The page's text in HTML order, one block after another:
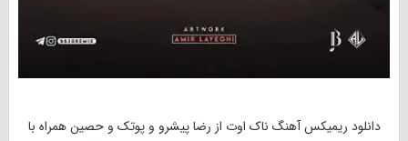
دانلود ریمیکس آهنگ ناک اوت از رضا پیشرو و پوتک و حصین همراه با